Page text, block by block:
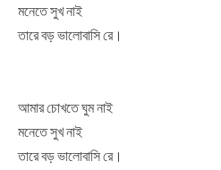
মনেতে সুখ নাই
তারে বড় ভালোবাসি রে।
আমার চোখতে ঘুম নাই
মনেতে সুখ নাই
তারে বড় ভালোবাসি রে।